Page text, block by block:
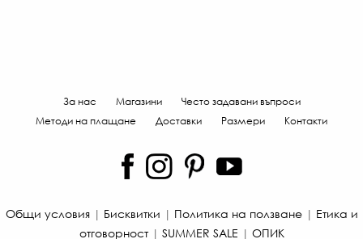
За нас Магазини
Често задавани въпроси
Методи на плащане
Доставки Размери Контакти
Общи условия| Бисквитки | Политика на ползване| Етика и
отговорност| SUMMER SALE | ОПИК